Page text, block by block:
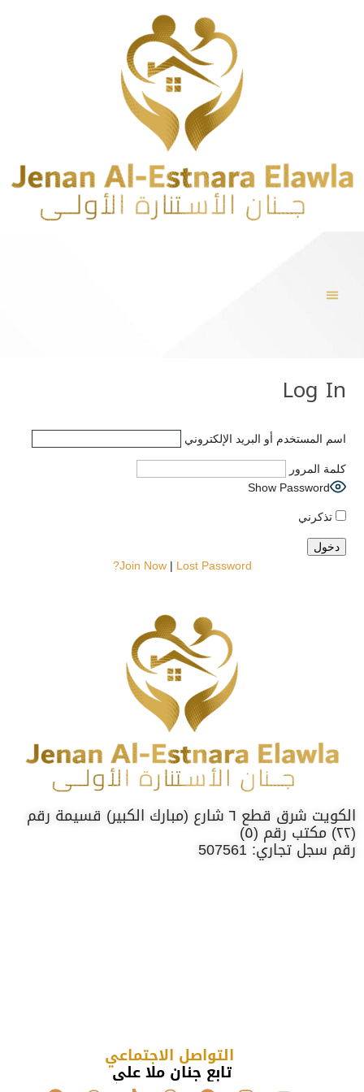
Log In
اسم المستخدم أو البريد الإلكتروني
كلمة المرور
Show Password
تذكرني
Join Now| Lost Password?
الكويت شرق قطع ٦ شارع (مبارك الكبير) قسيمة رقم
(٢٢) مكتب رقم (٥)
رقم سجل تجاري: 507561
التواصل الاجتماعي
تابع جنان ملا علي